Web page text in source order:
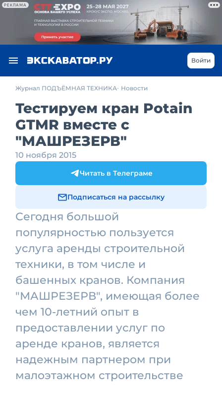
РЕКЛАМА
Войти
Журнал ПОДЪЁМНАЯ ТЕХНИКА Новости
Тестируем кран Potain
GTMR вместе с
"МАШРЕЗЕРВ"
10 ноября 2015
Читать в Телеграме
Подписаться на рассылку
Сегодня большой
популярностью пользуется
услуга аренды строительной
техники, в том числе и
башенных кранов. Компания
"МАШРЕЗЕРВ", имеющая более
чем 10-летний опыт в
предоставлении услуг по
аренде кранов, является
надежным партнером при
малоэтажном строительстве